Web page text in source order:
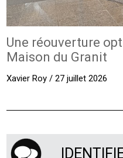
Une réouverture
Maison du Granit
Xavier Roy / 27 juillet 2026